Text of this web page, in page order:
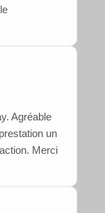
Agréable
un
Merci